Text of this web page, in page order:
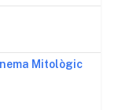
Mitològic